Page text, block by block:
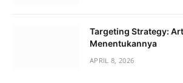
Targeting Strategy:
Menentukannya
APRIL 8, 2026